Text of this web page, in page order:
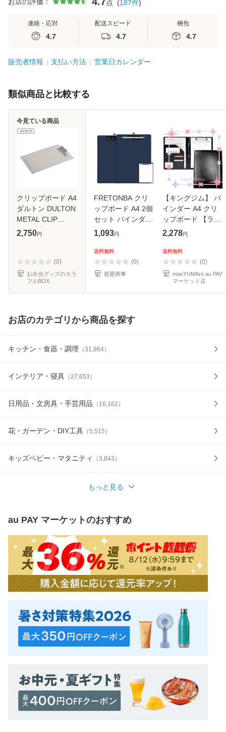
お店の評価： 点 (187件)
連絡・応対
4.7
配送スピード
4.7
梱包
4.7
販売者情報 支払い方法 営業日カレンダー
類似商品と比較する
クリップボード A4
ダルトン DULTON
METAL CLIP
BOARD メタルク
リップファイル バ
インダー 書類 整
2,750円
(0)
お弁当グッズのカラ
フルBOX
今見ている商品
FRETONBA クリ
ップボード A4 2個
セット バインダー
3MM厚板 ペンホル
ファイル 書きやす
さ 吊り下げ 会議パ
ッド コンパ
1,093円
送料無料
(0)
親愛商事
【キングジム】 バ
インダー A4 クリ
ップボード 【ラチ
ュナLATUNA】 2
ンホルダー (ブラ
ック, PUレザー)
2,278円
送料無料
(0)
masYUMAro au PAY
マーケット店
お店のカテゴリから商品を探す
キッチン・食器・調理 （31,864）
インテリア・寝具 （27,653 ）
日用品・文房具・手芸用品 （ 16,162 ）
花・ガーデン・DIY工具 （5,515 ）
キッズベビー・マタニティ （3,843 ）
もっと見る
au PAY マーケットのおすすめ